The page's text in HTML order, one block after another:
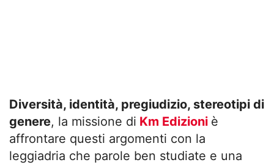
Diversità, identità, pregiudizio, stereotipi di
genere, la missione di Km Edizioni è
affrontare questi argomenti con la
leggiadria che parole ben studiate e una